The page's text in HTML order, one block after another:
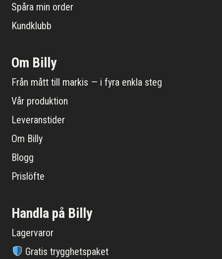
Spåra min order
Kundklubb
Om Billy
Från mått till markis — i fyra enkla steg
Vår produktion
Leveranstider
Om Billy
Blogg
Prislöfte
Handla på Billy
Lagervaror
Gratis trygghetspaket